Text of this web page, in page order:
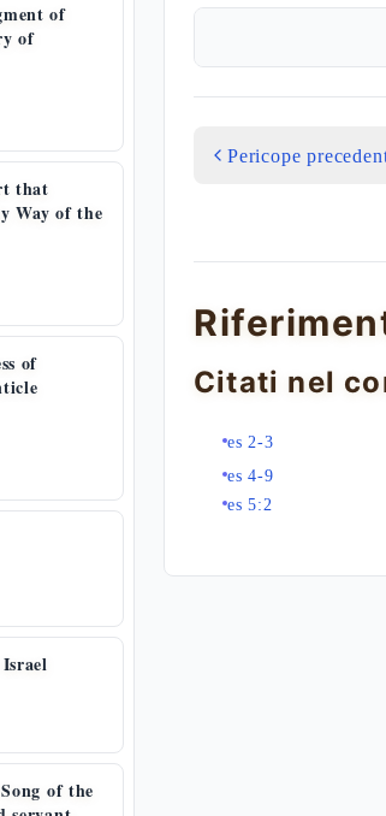
of
of
that
Way of the
of
of the
Pericope
Citati nel
es 2-3
es 4-9
es 5:2